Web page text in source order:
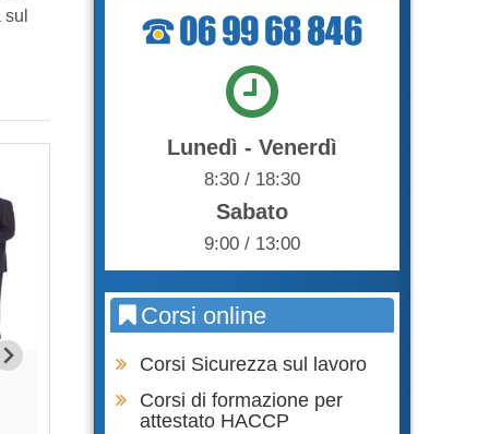
SPECIFICA RISCHIO ALTO
Lunedì - Venerdì
8:30 / 18:30
Sabato
9:00 / 13:00
Corsi online
Corsi Sicurezza sul lavoro
Corsi di formazione per
attestato HACCP